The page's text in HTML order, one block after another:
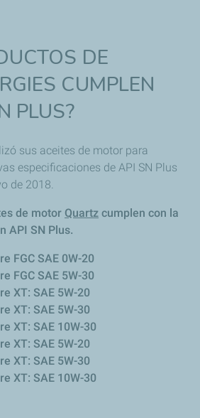
DE
CUMPLEN
PLUS?
sus aceites de motor para
especificaciones de API SN Plus
de 2018.
de motor Quartz cumplen con la
API SN Plus.
FGC SAE 0W-20
FGC SAE 5W-30
XT: SAE 5W-20
XT: SAE 5W-30
XT: SAE 10W-30
XT: SAE 5W-20
XT: SAE 5W-30
XT: SAE 10W-30